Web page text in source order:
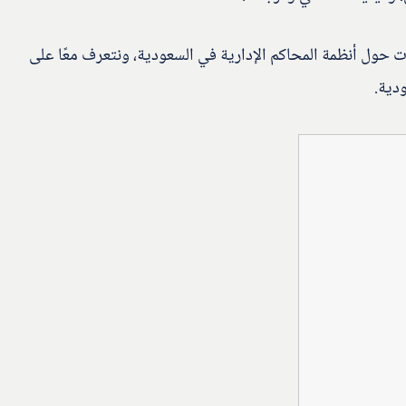
حول أنظمة المحاكم الإدارية في السعودية، ونتعرف معًا على